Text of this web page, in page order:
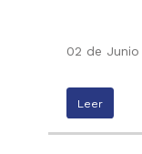
02 de
Leer